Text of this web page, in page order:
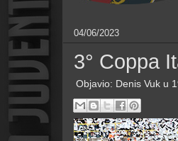
04/06/2023
3° Coppa
Objavio: Denis Vuk u